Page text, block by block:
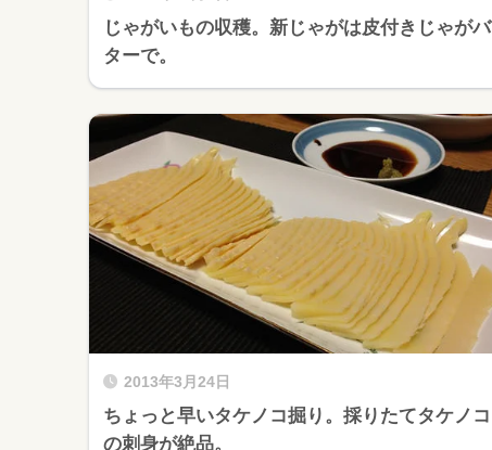
じゃがいもの収穫。新じゃがは皮付きじゃがバ
ターで。
2013年3月24日
ちょっと早いタケノコ掘り。採りたてタケノコ
の刺身が絶品。